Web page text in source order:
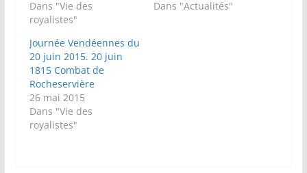
Dans "Vie des
royalistes"
Dans "Actualités"
Journée Vendéennes du
20 juin 2015. 20 juin
1815 Combat de
Rocheservière
26 mai 2015
Dans "Vie des
royalistes"